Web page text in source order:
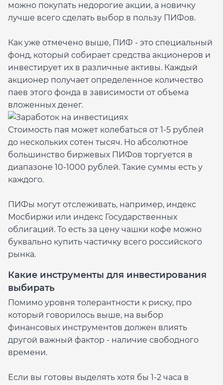
можно покупать недорогие акции, а новичку
лучше всего сделать выбор в пользу ПИФов.
Как уже отмечено выше, ПИФ - это специальный
фонд, который собирает средства акционеров и
инвестирует их в различные активы. Каждый
акционер получает определенное количество
паев этого фонда в зависимости от объема
вложенных денег.
Стоимость пая может колебаться от 1-5 рублей
до нескольких сотен тысяч. Но абсолютное
большинство биржевых ПИФов торгуется в
диапазоне 10-1000 рублей. Такие суммы есть у
каждого.
ПИФы могут отслеживать, например, индекс
Мосбиржи или индекс Государственных
облигаций. То есть за цену чашки кофе можно
буквально купить частичку всего российского
рынка.
Какие инструменты для инвестирования
выбирать
Помимо уровня толерантности к риску, про
который говорилось выше, на выбор
финансовых инструментов должен влиять
другой важный фактор - наличие свободного
времени.
Если вы готовы выделять хотя бы 1-2 часа в